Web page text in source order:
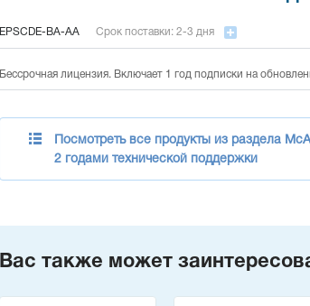
EPSCDE-BA-AA Срок поставки: 2-3 дня
Бессрочная лицензия. Включает 1 год подписки на
Посмотреть все продукты из раздела
2 годами технической поддержки
Вас также может